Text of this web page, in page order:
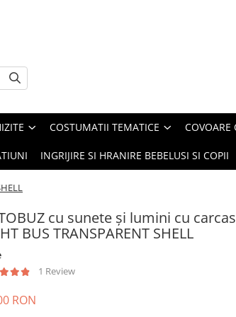
COSTUMATII TEMATICE COVOARE
INGRIJIRE SI HRANIRE BEBELUSI SI COPII
cu sunete şi lumini cu
BUS TRANSPARENT SHELL
1 Review
RON